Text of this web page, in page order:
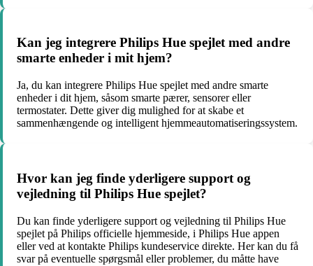
Kan jeg integrere Philips Hue spejlet med andre
smarte enheder i mit hjem?
Ja, du kan integrere Philips Hue spejlet med andre smarte
enheder i dit hjem, såsom smarte pærer, sensorer eller
termostater. Dette giver dig mulighed for at skabe et
sammenhængende og intelligent hjemmeautomatiseringssystem.
Hvor kan jeg finde yderligere support og
vejledning til Philips Hue spejlet?
Du kan finde yderligere support og vejledning til Philips Hue
spejlet på Philips officielle hjemmeside, i Philips Hue appen
eller ved at kontakte Philips kundeservice direkte. Her kan du få
svar på eventuelle spørgsmål eller problemer, du måtte have